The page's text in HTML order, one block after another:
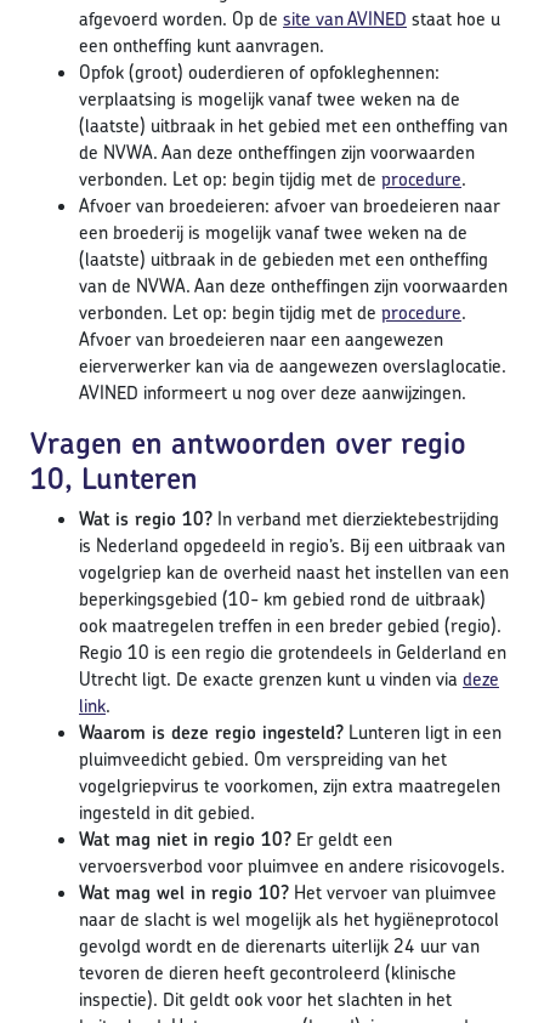
afgevoerd worden. Op de site van AVINED staat hoe u
een ontheffing kunt aanvragen.
Opfok (groot) ouderdieren of opfokleghennen:
verplaatsing is mogelijk vanaf twee weken na de
(laatste) uitbraak in het gebied met een ontheffing van
de NVWA. Aan deze ontheffingen zijn voorwaarden
verbonden. Let op: begin tijdig met de procedure.
Afvoer van broedeieren: afvoer van broedeieren naar
een broederij is mogelijk vanaf twee weken na de
(laatste) uitbraak in de gebieden met een ontheffing
van de NVWA. Aan deze ontheffingen zijn voorwaarden
verbonden. Let op: begin tijdig met de procedure.
Afvoer van broedeieren naar een aangewezen
eierverwerker kan via de aangewezen overslaglocatie.
AVINED informeert u nog over deze aanwijzingen.
Vragen en antwoorden over regio
10, Lunteren
Wat is regio 10? In verband met dierziektebestrijding
is Nederland opgedeeld in regio’s. Bij een uitbraak van
vogelgriep kan de overheid naast het instellen van een
beperkingsgebied (10- km gebied rond de uitbraak)
ook maatregelen treffen in een breder gebied (regio).
Regio 10 is een regio die grotendeels in Gelderland en
Utrecht ligt. De exacte grenzen kunt u vinden via deze
link.
Waarom is deze regio ingesteld? Lunteren ligt in een
pluimveedicht gebied. Om verspreiding van het
vogelgriepvirus te voorkomen, zijn extra maatregelen
ingesteld in dit gebied.
Wat mag niet in regio 10? Er geldt een
vervoersverbod voor pluimvee en andere risicovogels.
Wat mag wel in regio 10? Het vervoer van pluimvee
naar de slacht is wel mogelijk als het hygiëneprotocol
gevolgd wordt en de dierenarts uiterlijk 24 uur van
tevoren de dieren heeft gecontroleerd (klinische
inspectie). Dit geldt ook voor het slachten in het